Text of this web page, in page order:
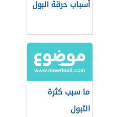
أسباب حرقة البول
ما سبب كثرة
التبول